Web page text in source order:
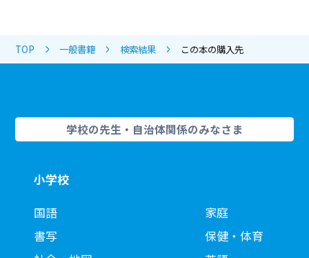
TOP 一般書籍 検索結果 この本の購入先
学校の先生・自治体関係のみなさま
小学校
国語
書写
家庭
保健・体育